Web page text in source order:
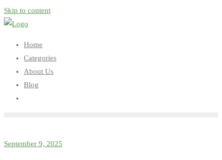
Skip to content
Home
Categories
About Us
Blog
September 9, 2025